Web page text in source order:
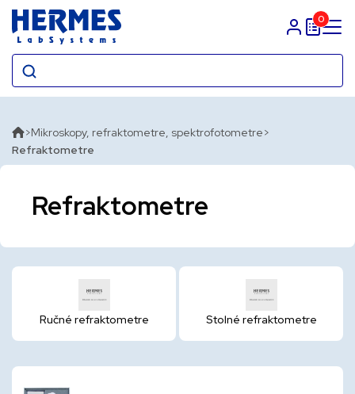
Prihlasit sa
0
Mikroskopy, refraktometre, spektrofotometre
Refraktometre
Refraktometre
Ručné refraktometre Stolné refraktometre